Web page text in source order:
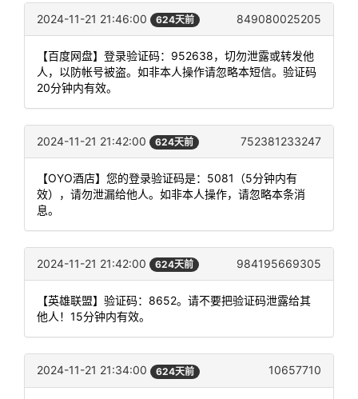
2024-11-21 21:46:00 624天前 849080025205
【百度网盘】登录验证码：952638，切勿泄露或转发他
人，以防帐号被盗。如非本人操作请忽略本短信。验证码
20分钟内有效。
2024-11-21 21:42:00 624天前 752381233247
【OYO酒店】您的登录验证码是：5081（5分钟内有
效），请勿泄漏给他人。如非本人操作，请忽略本条消
息。
2024-11-21 21:42:00 624天前 984195669305
【英雄联盟】验证码：8652。请不要把验证码泄露给其
他人！15分钟内有效。
2024-11-21 21:34:00 624天前 10657710